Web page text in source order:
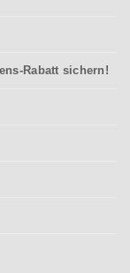
Rabatt sichern!